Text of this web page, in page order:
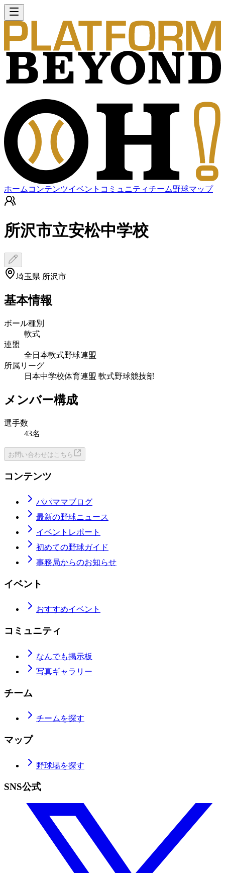
ホーム コンテンツイベント コミュニティチーム野球マップ
所沢市立安松中学校
埼玉県 所沢市
基本情報
ボール種別
軟式
連盟
全日本軟式野球連盟
所属リーグ
日本中学校体育連盟 軟式野球競技部
メンバー構成
選手数
43名
お問い合わせはこちら
コンテンツ
パパママブログ
最新の野球ニュース
イベントレポート
初めての野球ガイド
事務局からのお知らせ
イベント
おすすめイベント
コミュニティ
なんでも掲示板
写真ギャラリー
チーム
チームを探す
マップ
野球場を探す
SNS公式